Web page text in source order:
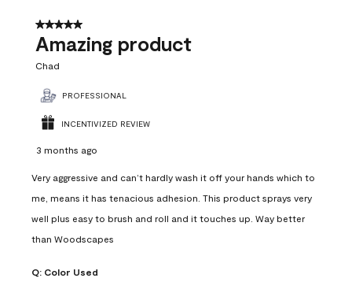
5 out of 5 stars.
Amazing product
Chad
PROFESSIONAL
INCENTIVIZED REVIEW
3 months ago
Very aggressive and can’t hardly wash it off your hands which to
me, means it has tenacious adhesion. This product sprays very
well plus easy to brush and roll and it touches up. Way better
than Woodscapes
Q: Color Used